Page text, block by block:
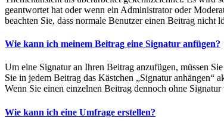
geantwortet hat oder wenn ein Administrator oder
beachten Sie, dass normale Benutzer einen Beitrag nicht
Wie kann ich meinem Beitrag eine Signatur anfügen?
Um eine Signatur an Ihren Beitrag anzufügen, müssen
Sie in jedem Beitrag das Kästchen „Signatur anhängen“
Wenn Sie einen einzelnen Beitrag dennoch ohne
Wie kann ich eine Umfrage erstellen?